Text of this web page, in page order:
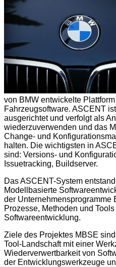
von BMW entwickelte
Fahrzeugsoftware. ASCENT
ausgerichtet und verfolgt als
wiederzuverwenden und das
Change- und
halten. Die wichtigsten in
sind: Versions- und
Issuetracking, Buildserver.
Das ASCENT-System
Modellbasierte
der Unternehmensprogramme
Prozesse, Methoden und
Softwareentwicklung.
Ziele des Projektes MBSE
Tool-Landschaft mit einer
Wiederverwertbarkeit von
der Entwicklungswerkzeuge